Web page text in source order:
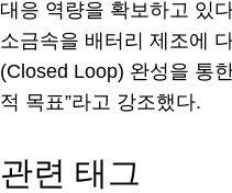
대응 역량을 확보하고 있
소금속을 배터리 제조에
(Closed Loop) 완성을 통
적 목표”라고 강조했다.
관련 태그